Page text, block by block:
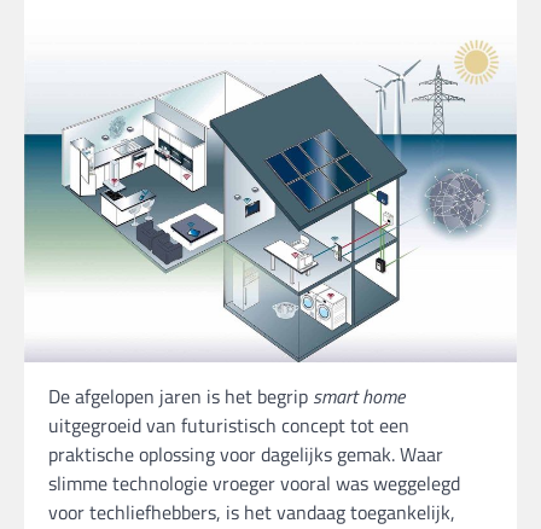
De afgelopen jaren is het begrip smart home
uitgegroeid van futuristisch concept tot een
praktische oplossing voor dagelijks gemak. Waar
slimme technologie vroeger vooral was weggelegd
voor techliefhebbers, is het vandaag toegankelijk,